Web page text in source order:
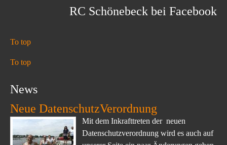
RC Schönebeck bei Facebook
To top
To top
News
Neue DatenschutzVerordnung
Mit dem Inkrafttreten der neuen
Datenschutzverordnung wird es auch auf